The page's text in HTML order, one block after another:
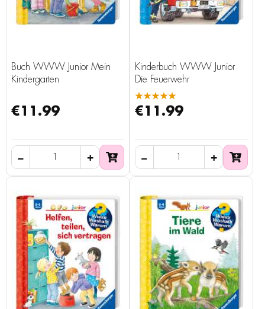
Buch WWW Junior Mein
Kindergarten
€11.99
Kinderbuch WWW Junior
Die Feuerwehr
★★★★★
€11.99